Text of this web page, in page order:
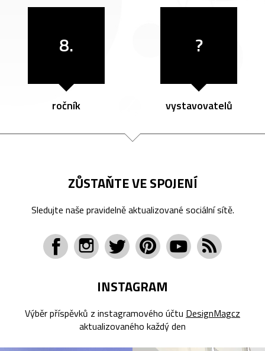
8.
ročník
?
vystavovatelů
ZŮSTAŇTE VE SPOJENÍ
Sledujte naše pravidelně aktualizované sociální sítě.
INSTAGRAM
Výběr příspěvků z instagramového účtu DesignMagcz
aktualizovaného každý den